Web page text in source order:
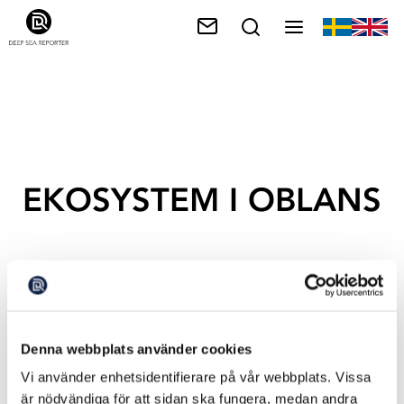
Denna webbplats använder cookies
Vi använder enhetsidentifierare på vår webbplats. Vissa
är nödvändiga för att sidan ska fungera, medan andra
EKOSYSTEM I OBLANS